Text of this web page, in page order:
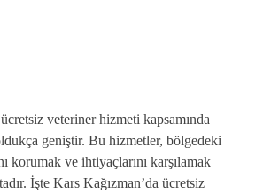
veteriner hizmeti kapsamında
geniştir. Bu hizmetler, bölgedeki
korumak ve ihtiyaçlarını karşılamak
İşte Kars Kağızman’da ücretsiz